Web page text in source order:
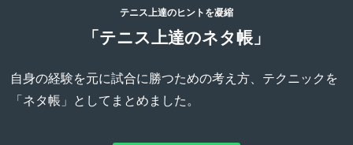
テニス上達のヒントを凝縮
「テニス上達のネタ帳」
自身の経験を元に試合に勝つための考え方、テクニックを
「ネタ帳」としてまとめました。